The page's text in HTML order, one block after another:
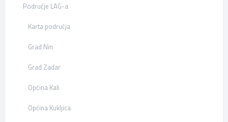
Područje LAG-a
Karta područja
Grad Nin
Grad Zadar
Općina Kali
Općina Kukljica